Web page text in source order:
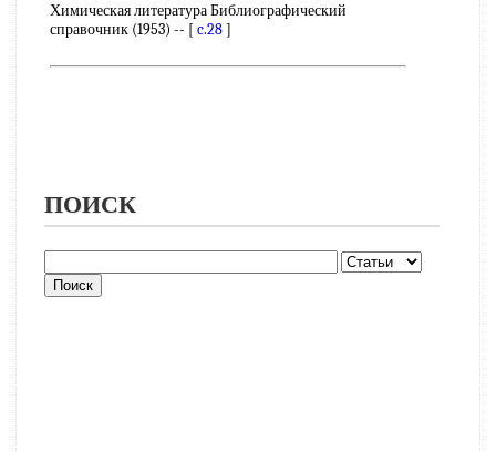
Химическая литература Библиографический
справочник (1953) -- [ c.28]
ПОИСК